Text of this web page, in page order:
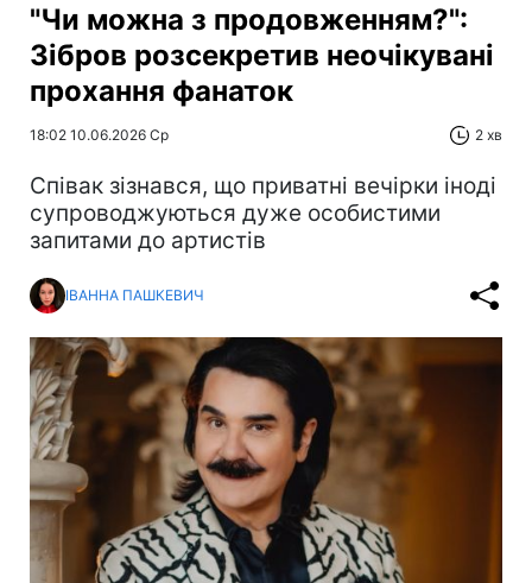
"Чи можна з продовженням?":
Зібров розсекретив неочікувані
прохання фанаток
18:02 10.06.2026 Ср 2 хв
Співак зізнався, що приватні вечірки іноді
супроводжуються дуже особистими
запитами до артистів
ІВАННА ПАШКЕВИЧ